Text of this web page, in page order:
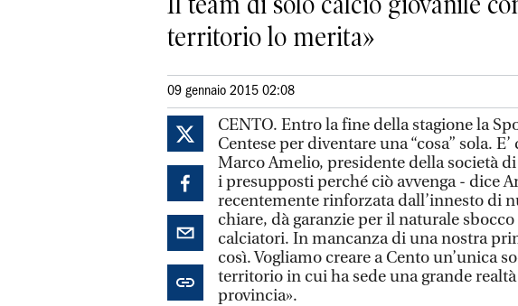
territorio lo merita»
09 gennaio 2015 02:08
CENTO. Entro la fine della stagione la
Centese per diventare una “cosa” sola.
Marco Amelio, presidente della società
i presupposti perché ciò avvenga - dice
recentemente rinforzata dall’innesto di
chiare, dà garanzie per il naturale
calciatori. In mancanza di una nostra
così. Vogliamo creare a Cento un’unica
territorio in cui ha sede una grande
provincia».